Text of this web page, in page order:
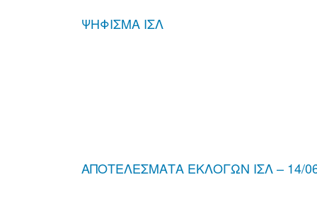
ΨΗΦΙΣΜΑ ΙΣΛ
ΑΠΟΤΕΛΕΣΜΑΤΑ ΕΚΛΟΓΩΝ ΙΣΛ – 14/